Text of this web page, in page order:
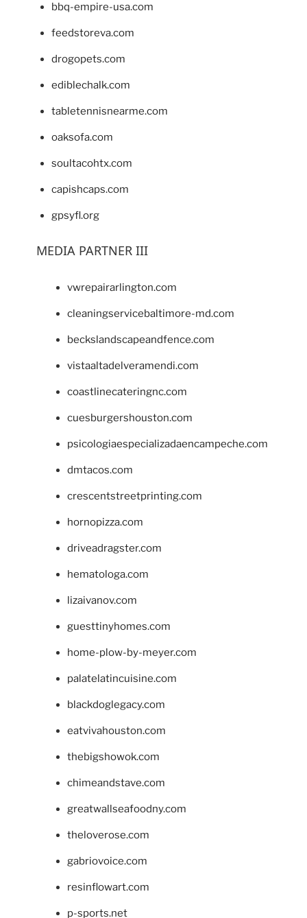
bbq-empire-usa.com
feedstoreva.com
drogopets.com
ediblechalk.com
tabletennisnearme.com
oaksofa.com
soultacohtx.com
capishcaps.com
gpsyfl.org
MEDIA PARTNER III
vwrepairarlington.com
cleaningservicebaltimore-md.com
beckslandscapeandfence.com
vistaaltadelveramendi.com
coastlinecateringnc.com
cuesburgershouston.com
psicologiaespecializadaencampeche.com
dmtacos.com
crescentstreetprinting.com
hornopizza.com
driveadragster.com
hematologa.com
lizaivanov.com
guesttinyhomes.com
home-plow-by-meyer.com
palatelatincuisine.com
blackdoglegacy.com
eatvivahouston.com
thebigshowok.com
chimeandstave.com
greatwallseafoodny.com
theloverose.com
gabriovoice.com
resinflowart.com
p-sports.net